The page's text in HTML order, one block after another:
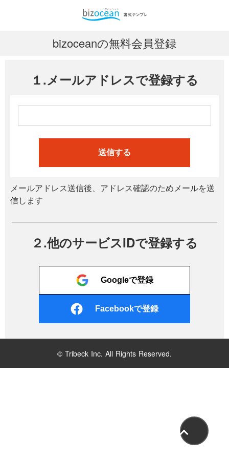
bizoceanの無料会員登録
１.メールアドレスで登録する
送信する
メールアドレス送信後、アドレス確認のためメールを送
信します
２.他のサービスIDで登録する
Googleで登録
Facebookで登録
© Tribeck Inc. All Rights Reserved.